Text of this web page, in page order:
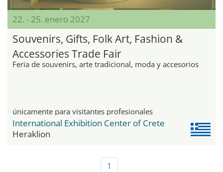
22. - 25. enero 2027
Souvenirs, Gifts, Folk Art, Fashion &
Accessories Trade Fair
Feria de souvenirs, arte tradicional, moda y accesorios
únicamente para visitantes profesionales
International Exhibition Center of Crete
Heraklion
1